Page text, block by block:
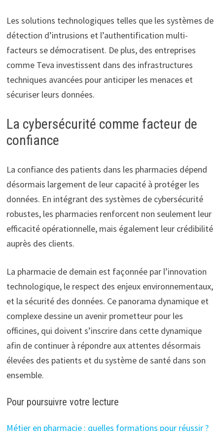
Les solutions technologiques telles que les systèmes de
détection d’intrusions et l’authentification multi-
facteurs se démocratisent. De plus, des entreprises
comme Teva investissent dans des infrastructures
techniques avancées pour anticiper les menaces et
sécuriser leurs données.
La cybersécurité comme facteur de
confiance
La confiance des patients dans les pharmacies dépend
désormais largement de leur capacité à protéger les
données. En intégrant des systèmes de cybersécurité
robustes, les pharmacies renforcent non seulement leur
efficacité opérationnelle, mais également leur crédibilité
auprès des clients.
La pharmacie de demain est façonnée par l’innovation
technologique, le respect des enjeux environnementaux,
et la sécurité des données. Ce panorama dynamique et
complexe dessine un avenir prometteur pour les
officines, qui doivent s’inscrire dans cette dynamique
afin de continuer à répondre aux attentes désormais
élevées des patients et du système de santé dans son
ensemble.
Pour poursuivre votre lecture
Métier en pharmacie : quelles formations pour réussir ?